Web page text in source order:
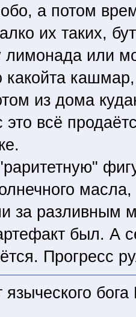
а потом
их таких,
лимонада или
какойта
из дома
всё
за разливным
был. А
Прогресс